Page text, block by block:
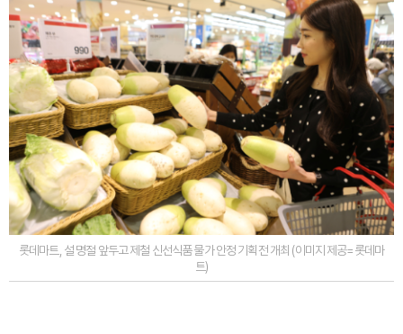
롯데마트, 설 명절 앞두고 제철 신선식품 물가 안정 기획전 개최 (이미지 제공=롯데마
트)